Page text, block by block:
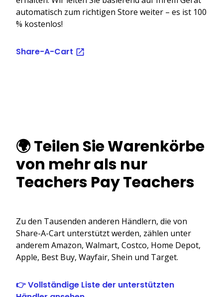
automatisch zum richtigen Store weiter – es ist 100
% kostenlos!
Share-A-Cart
🌍 Teilen Sie Warenkörbe
von mehr als nur
Teachers Pay Teachers
Zu den Tausenden anderen Händlern, die von
Share-A-Cart unterstützt werden, zählen unter
anderem Amazon, Walmart, Costco, Home Depot,
Apple, Best Buy, Wayfair, Shein und Target.
👉 Vollständige Liste der unterstützten